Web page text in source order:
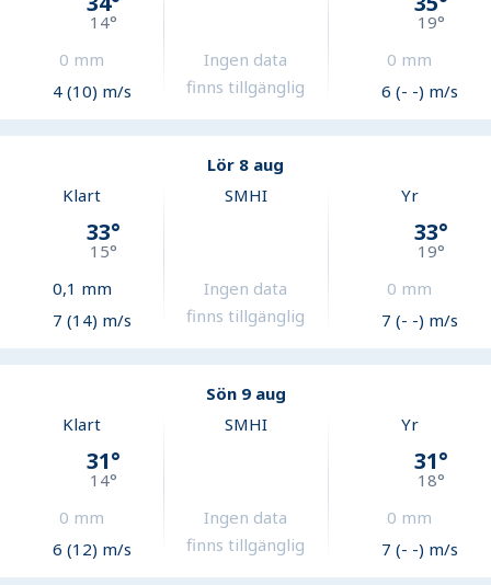
14°
0 mm
4 (10) m/s
Ingen data
finns tillgänglig
19°
0 mm
6 (- -) m/s
Lör 8 aug
Klart
33°
15°
0,1 mm
7 (14) m/s
SMHI
Ingen data
finns tillgänglig
Yr
33°
19°
0 mm
7 (- -) m/s
Sön 9 aug
Klart
31°
14°
0 mm
6 (12) m/s
SMHI
Ingen data
finns tillgänglig
Yr
31°
18°
0 mm
7 (- -) m/s